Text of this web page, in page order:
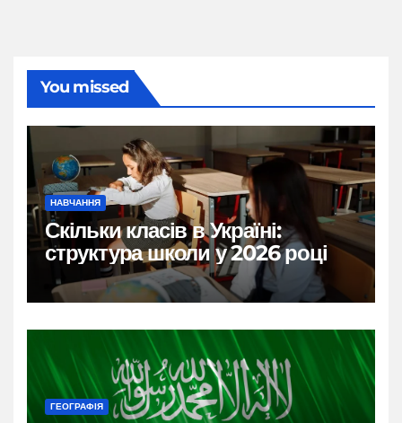
You missed
НАВЧАННЯ
Скільки класів в Україні:
структура школи у 2026 році
ГЕОГРАФІЯ